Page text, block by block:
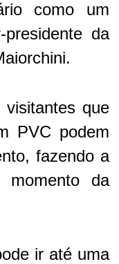
como um
da
que
PVC podem
fazendo a
momento da
ir até uma